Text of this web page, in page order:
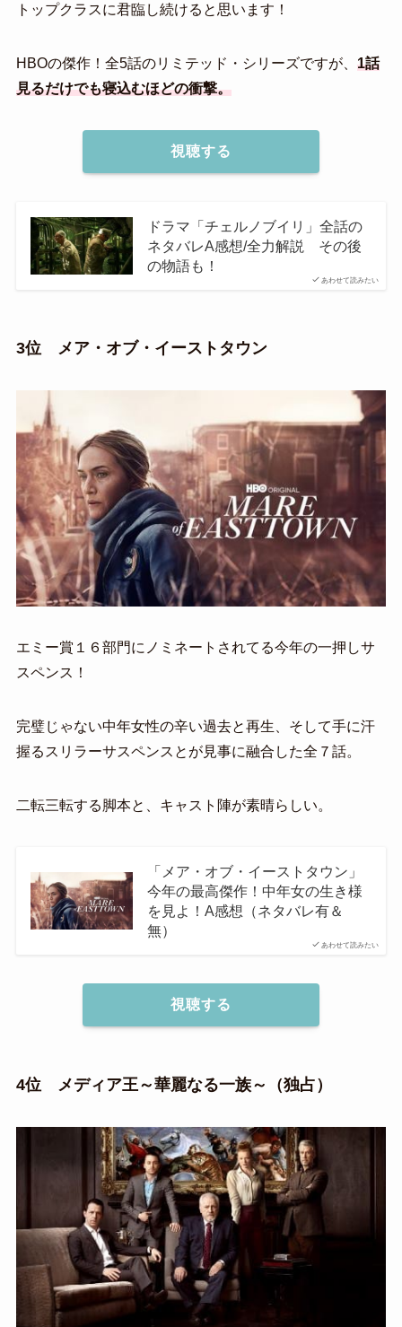
トップクラスに君臨し続けると思います！
HBOの傑作！全5話のリミテッド・シリーズですが、 1話
見るだけでも寝込むほどの衝撃。
視聴する
あわせて読みたい
ドラマ「チェルノブイリ」全話の
ネタバレA感想/全力解説 その後
の物語も！
3位 メア・オブ・イーストタウン
エミー賞１６部門にノミネートされてる今年の一押しサ
スペンス！
完璧じゃない中年女性の辛い過去と再生、そして手に汗
握るスリラーサスペンスとが見事に融合した全７話。
二転三転する脚本と、キャスト陣が素晴らしい。
あわせて読みたい
「メア・オブ・イーストタウン」
今年の最高傑作！中年女の生き様
を見よ！A感想（ネタバレ有＆
無）
視聴する
4位 メディア王～華麗なる一族～（独占）